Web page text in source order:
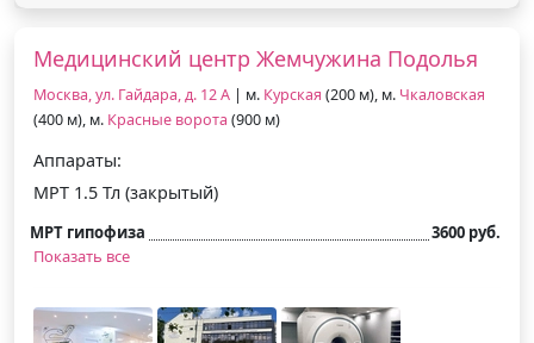
Медицинский центр Жемчужина Подолья
Москва, ул. Гайдара, д. 12 А | м. Курская (200 м), м. Чкаловская
(400 м), м. Красные ворота (900 м)
Аппараты:
МРТ 1.5 Тл (закрытый)
МРТ гипофиза
3600 руб.
Показать все